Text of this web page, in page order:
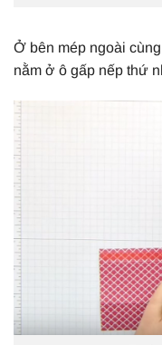
Ở bên mép ngoài
nằm ở ô gấp nếp thứ